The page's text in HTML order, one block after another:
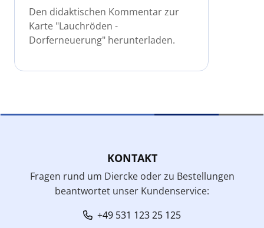
Den didaktischen Kommentar zur
Karte "Lauchröden -
Dorferneuerung" herunterladen.
KONTAKT
Fragen rund um Diercke oder zu Bestellungen
beantwortet unser Kundenservice:
+49 531 123 25 125